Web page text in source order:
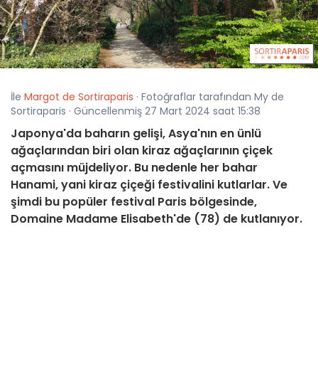
İle Margot de Sortiraparis · Fotoğraflar tarafından My de
Sortiraparis · Güncellenmiş 27 Mart 2024 saat 15:38
Japonya'da baharın gelişi, Asya'nın en ünlü
ağaçlarından biri olan kiraz ağaçlarının çiçek
açmasını müjdeliyor. Bu nedenle her bahar
Hanami, yani kiraz çiçeği festivalini kutlarlar. Ve
şimdi bu popüler festival Paris bölgesinde,
Domaine Madame Elisabeth'de (78) de kutlanıyor.